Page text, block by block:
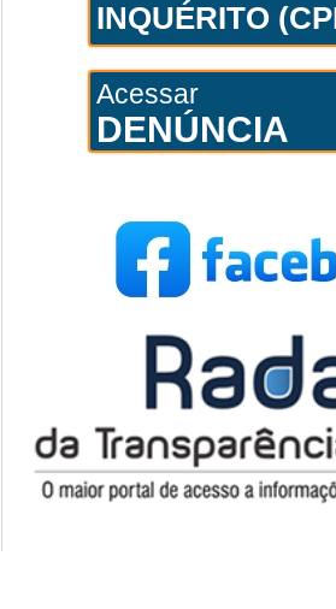
INQUÉRITO
Acessar
DENÚNCIA